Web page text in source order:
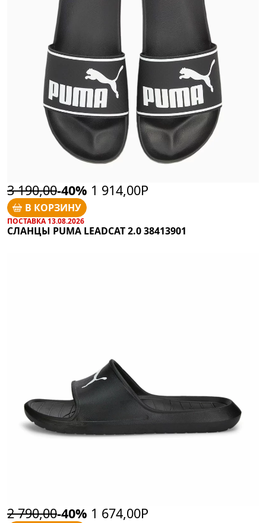
3 190,00-40% 1 914,00Р
В КОРЗИНУ
ПОСТАВКА 13.08.2026
СЛАНЦЫ PUMA LEADCAT 2.0 38413901
2 790,00-40% 1 674,00Р